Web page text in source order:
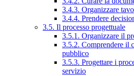
3.4.3. Organizzare
3.4.4. Prendere
3.5. Il processo progettuale
3.5.1. Organizzare il
3.5.2. Comprendere il
pubblico
3.5.3. Progettare i
servizio